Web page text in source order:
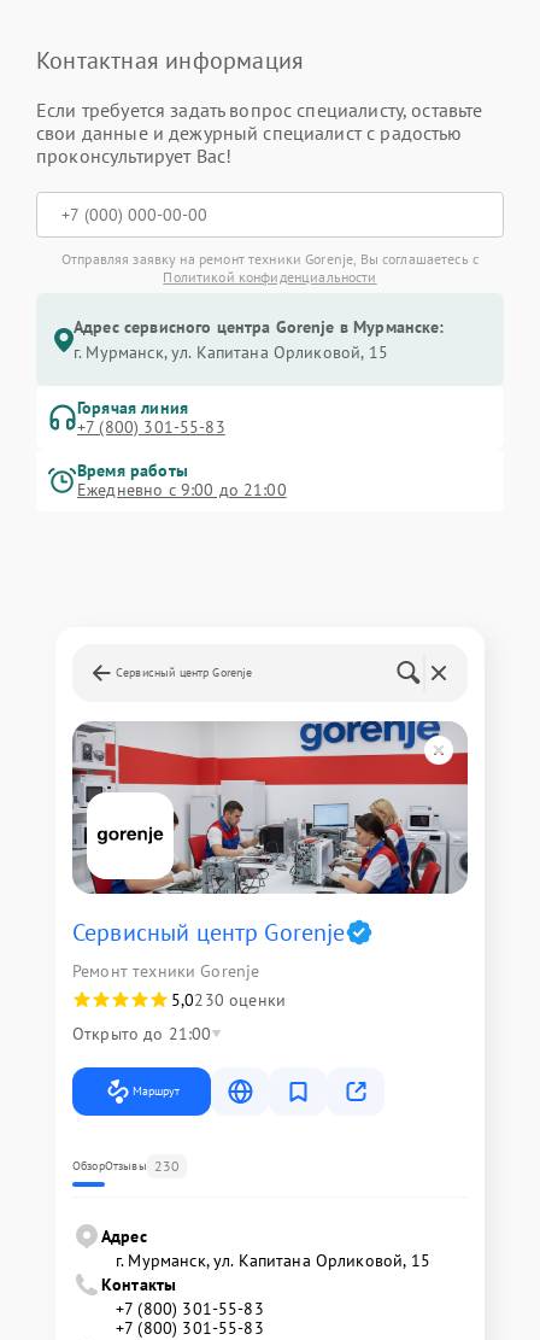
Контактная информация
Если требуется задать вопрос специалисту, оставьте
свои данные и дежурный специалист с радостью
проконсультирует Вас!
Отправляя заявку на ремонт техники Gorenje, Вы соглашаетесь с
Политикой конфиденциальности
Адрес сервисного центра Gorenje в Мурманске:
г. Мурманск, ул. Капитана Орликовой, 15
Горячая линия
+7 (800) 301-55-83
Время работы
Ежедневно с 9:00 до 21:00
Сервисный центр Gorenje
Сервисный центр Gorenje
Ремонт техники Gorenje
5,0230 оценки
Открыто до 21:00
Маршрут
ОбзорОтзывы 230
Адрес
г. Мурманск, ул. Капитана Орликовой, 15
Контакты
+7 (800) 301-55-83
+7 (800) 301-55-83